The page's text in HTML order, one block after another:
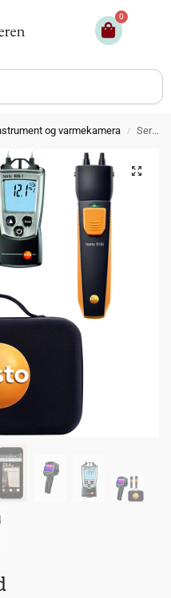
0
og varmekamera / Service koffert – Med Termografikamera